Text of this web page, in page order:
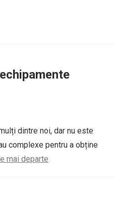
dintre noi, dar nu este
complexe pentru a obține
mai departe